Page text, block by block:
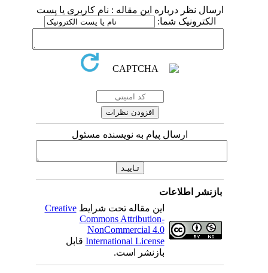
ارسال نظر درباره این مقاله : نام کاربری یا پست
الکترونیک شما:
ارسال پیام به نویسنده مسئول
بازنشر اطلاعات
این مقاله تحت شرایطCreative
Commons Attribution-
NonCommercial 4.0
International Licenseقابل
بازنشر است.